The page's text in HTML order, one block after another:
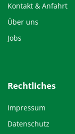
Kontakt & Anfahrt
Über uns
Jobs
Rechtliches
Impressum
Datenschutz